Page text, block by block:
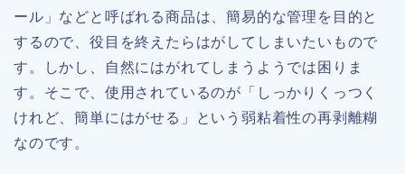
ール」などと呼ばれる商品は、簡易的な管理を目的と
するので、役目を終えたらはがしてしまいたいもので
す。しかし、自然にはがれてしまうようでは困りま
す。そこで、使用されているのが「しっかりくっつく
けれど、簡単にはがせる」という弱粘着性の再剥離糊
なのです。